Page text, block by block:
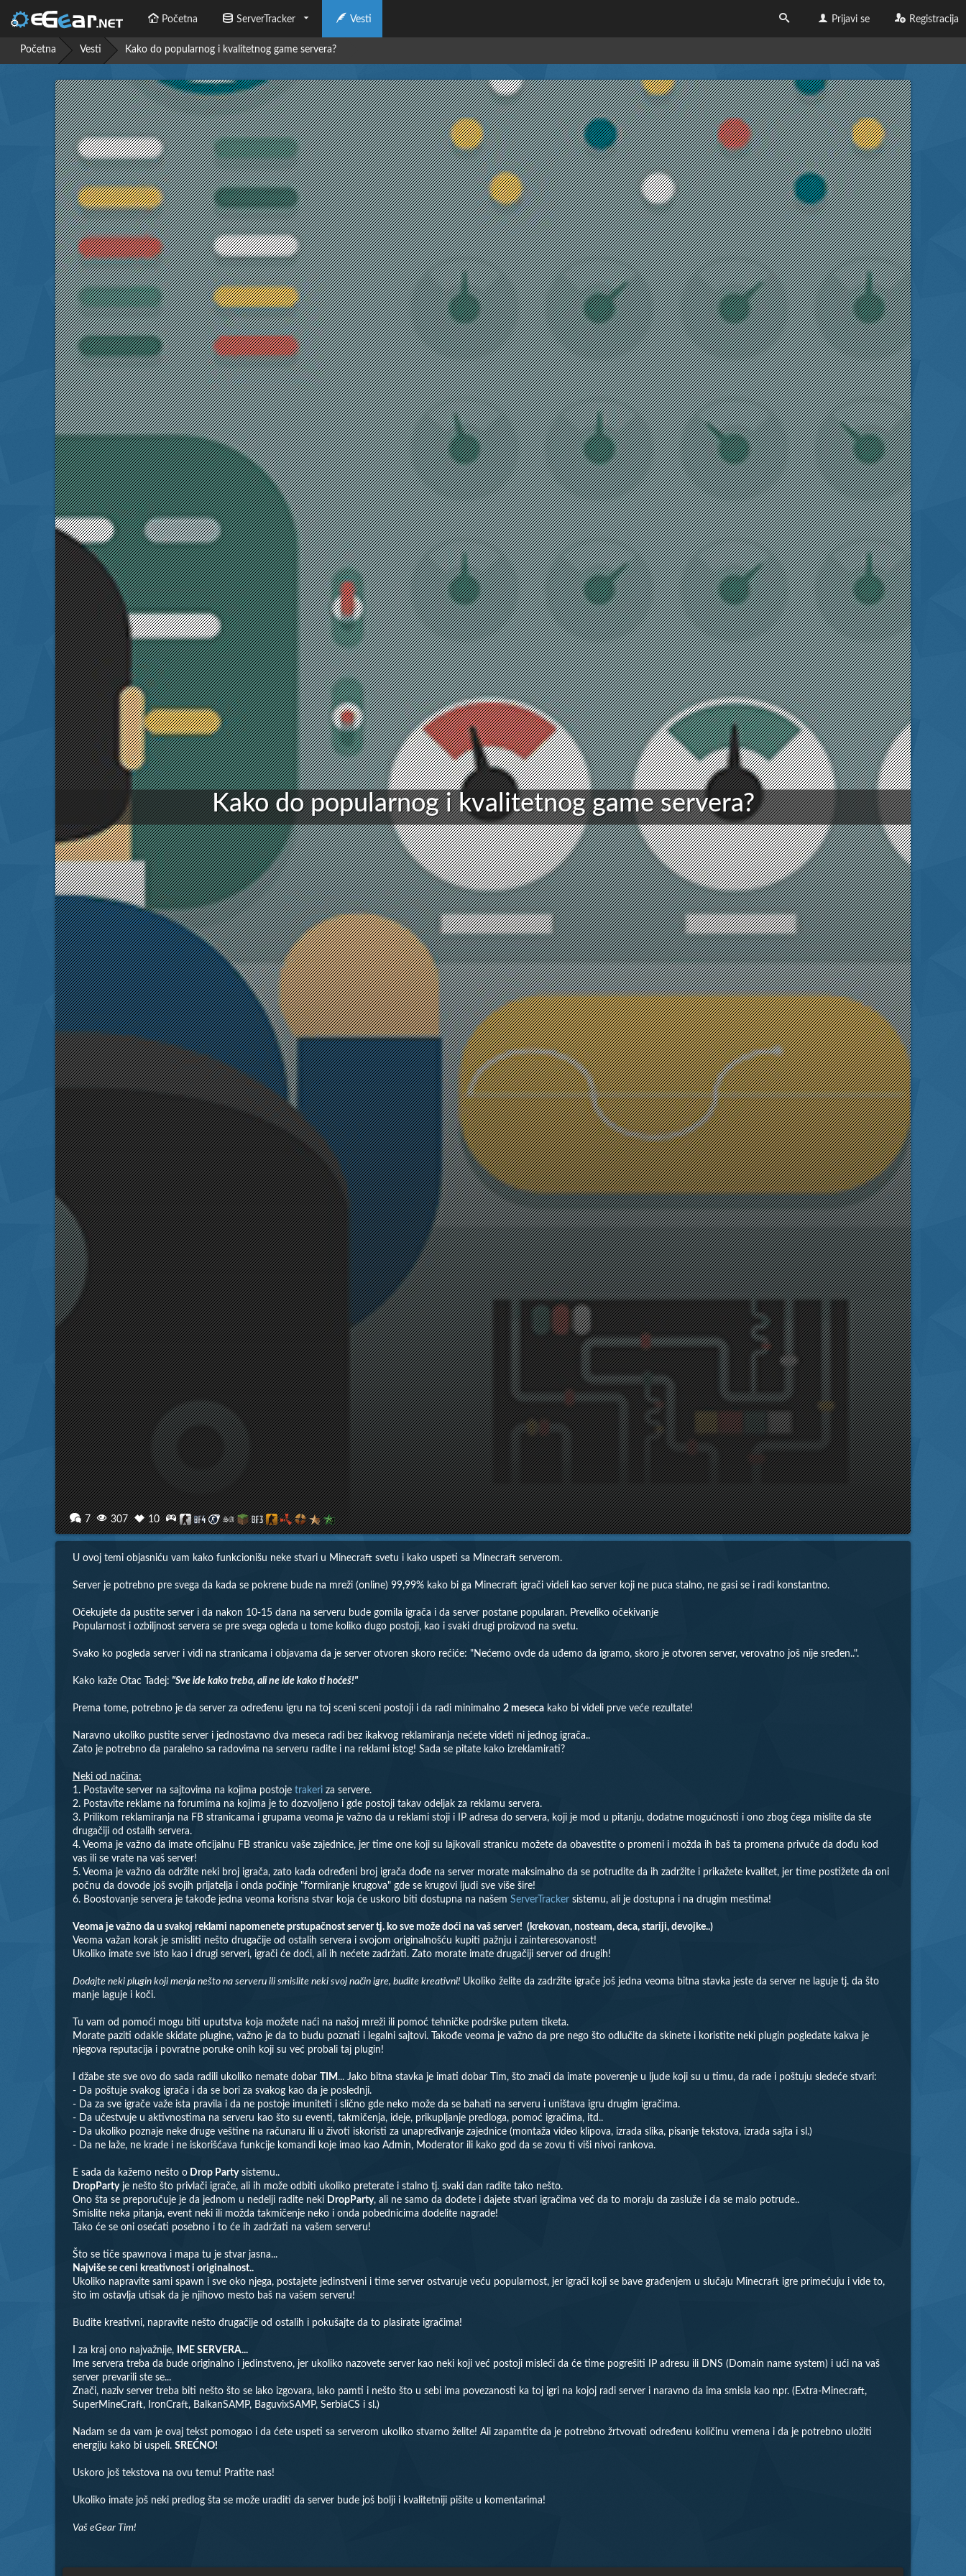
Početna ServerTracker Vesti Prijavi se Registracija
Početna Vesti Kako do popularnog i kvalitetnog game servera?
Kako do popularnog i kvalitetnog game servera?
7 307 10
U ovoj temi objasniću vam kako funkcionišu neke stvari u Minecraft svetu i kako uspeti sa Minecraft serverom.
Server je potrebno pre svega da kada se pokrene bude na mreži (online) 99,99% kako bi ga Minecraft igrači videli kao server koji ne puca stalno, ne gasi se i radi konstantno.
Očekujete da pustite server i da nakon 10-15 dana na serveru bude gomila igrača i da server postane popularan. Preveliko očekivanje
Popularnost i ozbiljnost servera se pre svega ogleda u tome koliko dugo postoji, kao i svaki drugi proizvod na svetu.
Svako ko pogleda server i vidi na stranicama i objavama da je server otvoren skoro rećiće: "Nećemo ovde da uđemo da igramo, skoro je otvoren server, verovatno još nije sređen..".
Kako kaže Otac Tadej: "Sve ide kako treba, ali ne ide kako ti hoćeš!"
Prema tome, potrebno je da server za određenu igru na toj sceni sceni postoji i da radi minimalno 2 mesecakako bi videli prve veće rezultate!
Naravno ukoliko pustite server i jednostavno dva meseca radi bez ikakvog reklamiranja nećete videti ni jednog igrača..
Zato je potrebno da paralelno sa radovima na serveru radite i na reklami istog! Sada se pitate kako izreklamirati?
Neki od načina:
1. Postavite server na sajtovima na kojima postojetrakeri za servere.
2. Postavite reklame na forumima na kojima je to dozvoljeno i gde postoji takav odeljak za reklamu servera.
3. Prilikom reklamiranja na FB stranicama i grupama veoma je važno da u reklami stoji i IP adresa do servera, koji je mod u pitanju, dodatne mogućnosti i ono zbog čega mislite da ste
drugačiji od ostalih servera.
4. Veoma je važno da imate oficijalnu FB stranicu vaše zajednice, jer time one koji su lajkovali stranicu možete da obavestite o promeni i možda ih baš ta promena privuče da dođu kod
vas ili se vrate na vaš server!
5. Veoma je važno da održite neki broj igrača, zato kada određeni broj igrača dođe na server morate maksimalno da se potrudite da ih zadržite i prikažete kvalitet, jer time postižete da oni
počnu da dovode još svojih prijatelja i onda počinje "formiranje krugova" gde se krugovi ljudi sve više šire!
6. Boostovanje servera je takođe jedna veoma korisna stvar koja će uskoro biti dostupna na našem ServerTrackersistemu, ali je dostupna i na drugim mestima!
Veoma je važno da u svakoj reklami napomenete prstupačnost server tj. ko sve može doći na vaš server! (krekovan, nosteam, deca, stariji, devojke..)
Veoma važan korak je smisliti nešto drugačije od ostalih servera i svojom originalnošću kupiti pažnju i zainteresovanost!
Ukoliko imate sve isto kao i drugi serveri, igrači će doći, ali ih nećete zadržati. Zato morate imate drugačiji server od drugih!
Dodajte neki plugin koji menja nešto na serveru ili smislite neki svoj način igre, budite kreativni! Ukoliko želite da zadržite igrače još jedna veoma bitna stavka jeste da server ne laguje tj. da što
manje laguje i koči.
Tu vam od pomoći mogu biti uputstva koja možete naći na našoj mreži ili pomoć tehničke podrške putem tiketa.
Morate paziti odakle skidate plugine, važno je da to budu poznati i legalni sajtovi. Takođe veoma je važno da pre nego što odlučite da skinete i koristite neki plugin pogledate kakva je
njegova reputacija i povratne poruke onih koji su već probali taj plugin!
I džabe ste sve ovo do sada radili ukoliko nemate dobar TIM ... Jako bitna stavka je imati dobar Tim, što znači da imate poverenje u ljude koji su u timu, da rade i poštuju sledeće stvari:
- Da poštuje svakog igrača i da se bori za svakog kao da je poslednji.
- Da za sve igrače važe ista pravila i da ne postoje imuniteti i slično gde neko može da se bahati na serveru i uništava igru drugim igračima.
- Da učestvuje u aktivnostima na serveru kao što su eventi, takmičenja, ideje, prikupljanje predloga, pomoć igračima, itd..
- Da ukoliko poznaje neke druge veštine na računaru ili u životi iskoristi za unapređivanje zajednice (montaža video klipova, izrada slika, pisanje tekstova, izrada sajta i sl.)
- Da ne laže, ne krade i ne iskorišćava funkcije komandi koje imao kao Admin, Moderator ili kako god da se zovu ti viši nivoi rankova.
E sada da kažemo nešto oDrop Partysistemu..
DropPartyje nešto što privlači igrače, ali ih može odbiti ukoliko preterate i stalno tj. svaki dan radite tako nešto.
Ono šta se preporučuje je da jednom u nedelji radite neki DropParty, ali ne samo da dođete i dajete stvari igračima već da to moraju da zasluže i da se malo potrude..
Smislite neka pitanja, event neki ili možda takmičenje neko i onda pobednicima dodelite nagrade!
Tako će se oni osećati posebno i to će ih zadržati na vašem serveru!
Što se tiče spawnova i mapa tu je stvar jasna...
Najviše se ceni kreativnost i originalnost..
Ukoliko napravite sami spawn i sve oko njega, postajete jedinstveni i time server ostvaruje veću popularnost, jer igrači koji se bave građenjem u slučaju Minecraft igre primećuju i vide to,
što im ostavlja utisak da je njihovo mesto baš na vašem serveru!
Budite kreativni, napravite nešto drugačije od ostalih i pokušajte da to plasirate igračima!
I za kraj ono najvažnije,
IME SERVERA...
Ime servera treba da bude originalno i jedinstveno, jer ukoliko nazovete server kao neki koji već postoji misleći da će time pogrešiti IP adresu ili DNS (Domain name system) i ući na vaš
server prevarili ste se...
Znači, naziv server treba biti nešto što se lako izgovara, lako pamti i nešto što u sebi ima povezanosti ka toj igri na kojoj radi server i naravno da ima smisla kao npr. (Extra-Minecraft,
SuperMineCraft, IronCraft, BalkanSAMP, BaguvixSAMP, SerbiaCS i sl.)
Nadam se da vam je ovaj tekst pomogao i da ćete uspeti sa serverom ukoliko stvarno želite! Ali zapamtite da je potrebno žrtvovati određenu količinu vremena i da je potrebno uložiti
energiju kako bi uspeli. SREĆNO!
Uskoro još tekstova na ovu temu! Pratite nas!
Ukoliko imate još neki predlog šta se može uraditi da server bude još bolji i kvalitetniji pišite u komentarima!
Vaš eGear Tim!